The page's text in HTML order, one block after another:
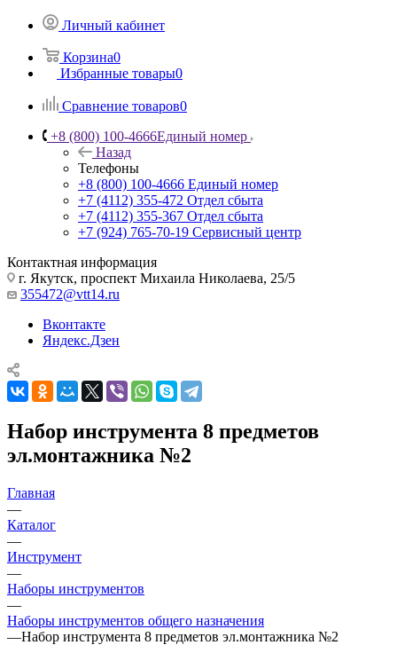
Личный кабинет
Корзина0
Избранные товары0
Сравнение товаров0
+8 (800) 100-4666Единый номер
Назад
Телефоны
+8 (800) 100-4666 Единый номер
+7 (4112) 355-472 Отдел сбыта
+7 (4112) 355-367 Отдел сбыта
+7 (924) 765-70-19 Сервисный центр
Контактная информация
г. Якутск, проспект Михаила Николаева, 25/5
355472@vtt14.ru
Вконтакте
Яндекс.Дзен
Набор инструмента 8 предметов
эл.монтажника №2
Главная
—
Каталог
—
Инструмент
—
Наборы инструментов
—
Наборы инструментов общего назначения
—Набор инструмента 8 предметов эл.монтажника №2